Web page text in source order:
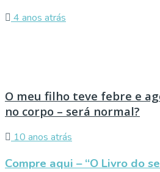
4 anos atrás
O meu filho teve febre e
no corpo – será normal?
10 anos atrás
Compre aqui – “O Livro do